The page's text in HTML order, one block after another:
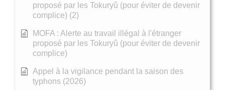
proposé par les Tokuryû (pour éviter de devenir
complice) (2)
MOFA : Alerte au travail illégal à l'étranger
proposé par les Tokuryû (pour éviter de devenir
complice)
Appel à la vigilance pendant la saison des
typhons (2026)